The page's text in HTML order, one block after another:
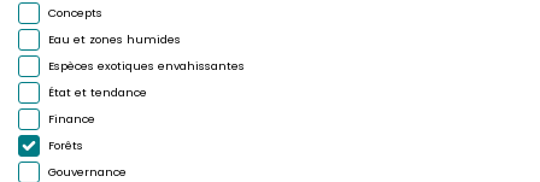
Concepts
Eau et zones humides
Espèces exotiques envahissantes
État et tendance
Finance
Forêts
Gouvernance